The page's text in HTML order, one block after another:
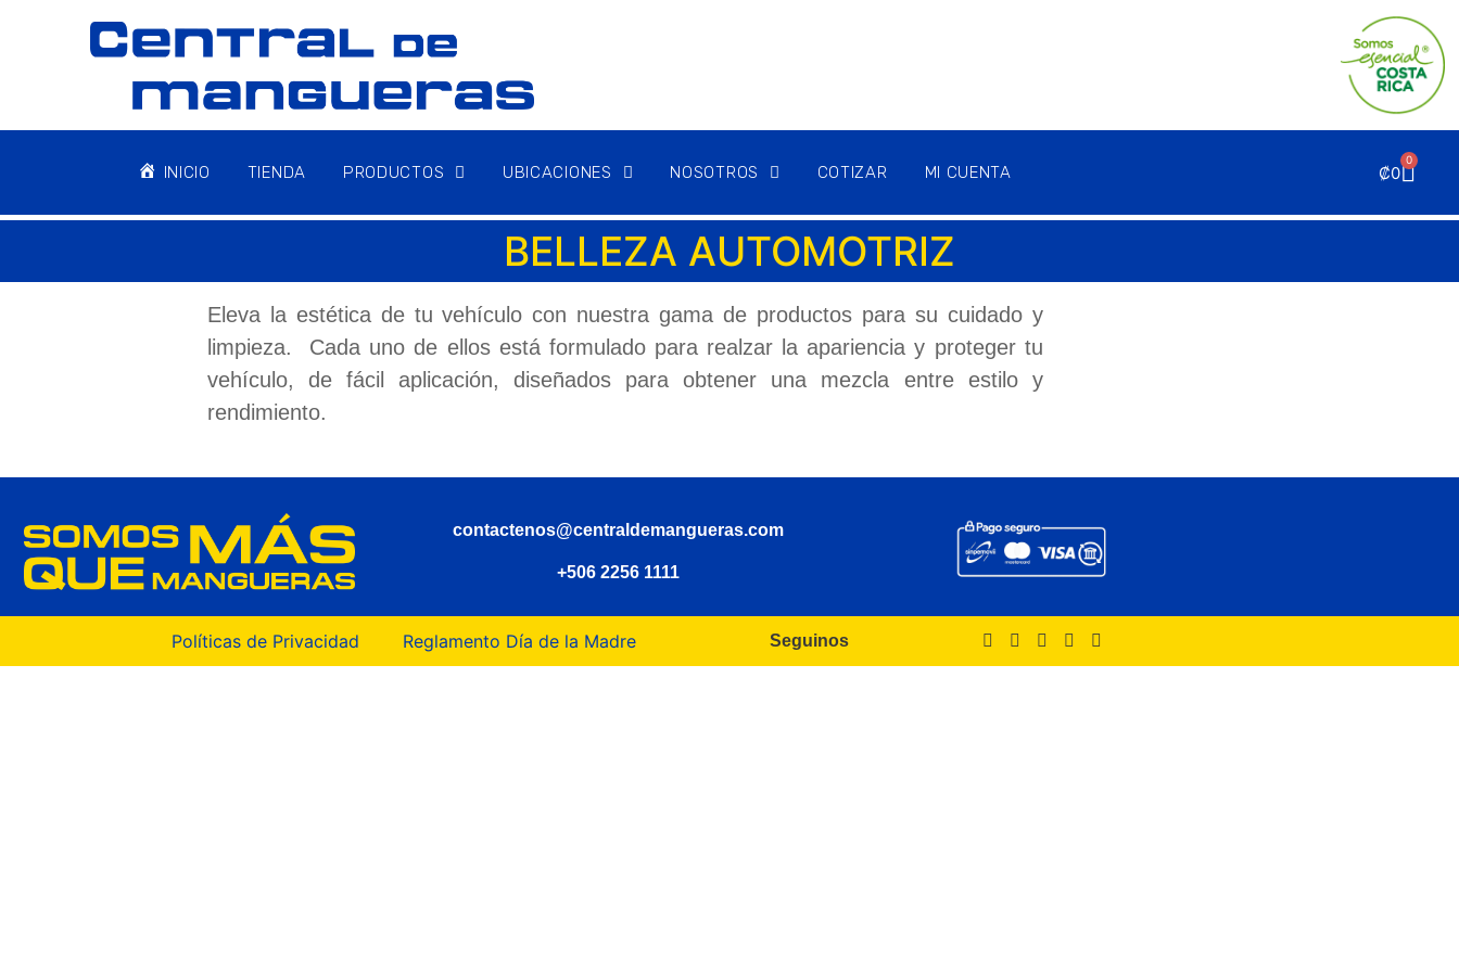
INICIO TIENDA PRODUCTOS UBICACIONES NOSOTROS COTIZAR MI CUENTA ₡0
0
BELLEZA AUTOMOTRIZ
Eleva la estética de tu vehículo con nuestra gama de productos para su cuidado y
limpieza. Cada uno de ellos está formulado para realzar la apariencia y proteger tu
vehículo, de fácil aplicación, diseñados para obtener una mezcla entre estilo y
rendimiento.
contactenos@centraldemangueras.com
+506 2256 1111
Políticas de Privacidad Reglamento Día de la Madre Seguinos